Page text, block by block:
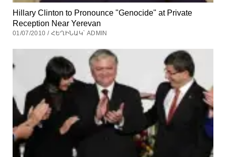
Hillary Clinton to Pronounce "Genocide" at Private
Reception Near Yerevan
01/07/2010 / ՀԵՂԻՆԱԿ՝ ADMIN